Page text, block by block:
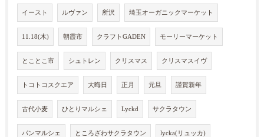
イースト ルヴァン 所沢 埼玉オーガニックマーケット
11.18(木) 朝霞市 クラフトGADEN モーリーマーケット
とことこ市 シュトレン クリスマス クリスマスイヴ
トコトコスクエア 大晦日 正月 元旦 謹賀新年
古代小麦 ひとりマルシェ Lyckd サクラタウン
パンマルシェ ところざわサクラタウン lycka(リュッカ)